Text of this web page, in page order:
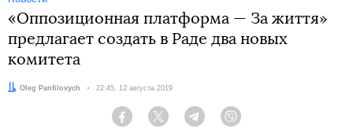
«Оппозиционная платформа — За життя»
предлагает создать в Раде два новых
комитета
Автор:
Oleg Panfilovych Дата:
22:45, 12 августа 2019
Facebook Twitter Telegram